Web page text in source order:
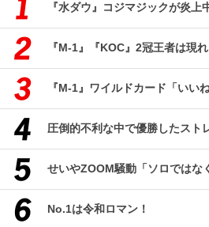
『水ダウ』コジマジックが炎上
『M-1』『KOC』2冠王者は現
『M-1』ワイルドカード「いい
圧倒的不利な中で優勝したスト
せいやZOOM騒動「ソロではな
No.1は令和ロマン！